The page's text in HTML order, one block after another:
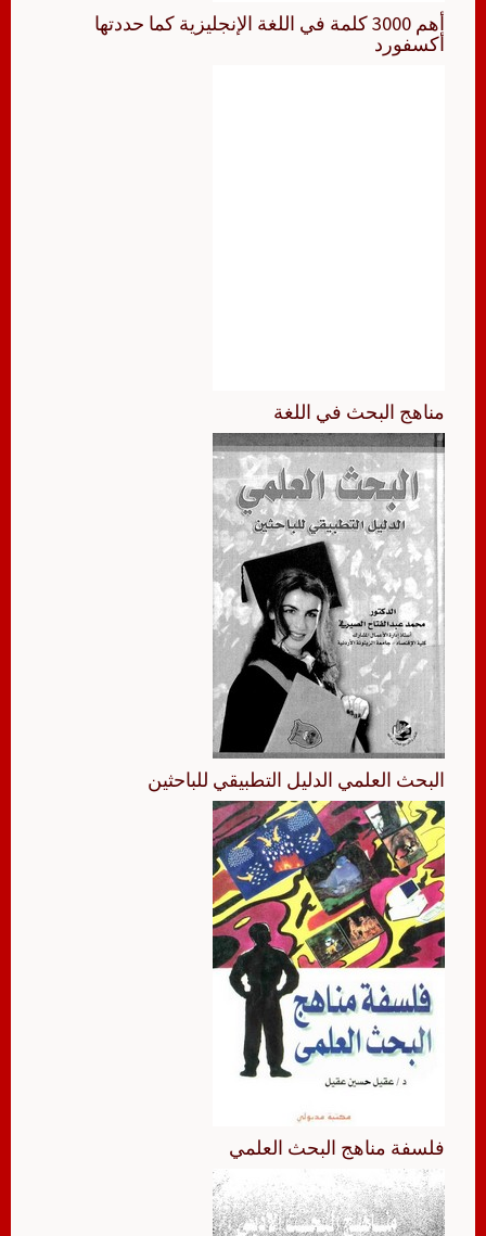
أهم 3000 كلمة في اللغة الإنجليزية كما حددتها
أكسفورد
مناهج البحث في اللغة
البحث العلمي الدليل التطبيقي للباحثين
فلسفة مناهج البحث العلمي